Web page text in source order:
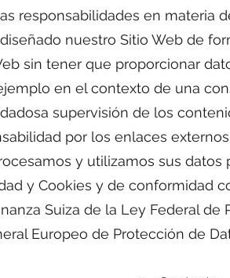
responsabilidades en materia
nuestro Sitio Web de
sin tener que proporcionar
en el contexto de una
supervisión de los
por los enlaces
y utilizamos sus
y Cookies y de conformidad
Suiza de la Ley Federal
Europeo de Protección de